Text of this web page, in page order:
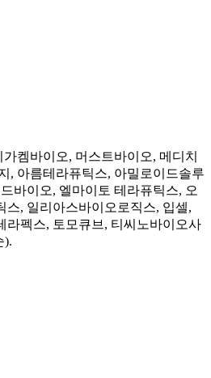
켐바이오, 머스트바이오, 메디치
, 아름테라퓨틱스, 아밀로이드솔루
바이오, 엘마이토 테라퓨틱스, 오
, 일리아스바이오로직스, 입셀,
라펙스, 토모큐브, 티씨노바이오사
).